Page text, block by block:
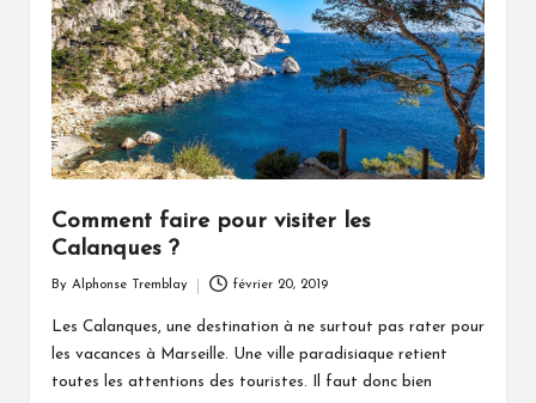
Comment faire pour visiter les
Calanques ?
by
By Alphonse Tremblay février 20, 2019
Les Calanques, une destination à ne surtout pas rater pour
les vacances à Marseille. Une ville paradisiaque retient
toutes les attentions des touristes. Il faut donc bien